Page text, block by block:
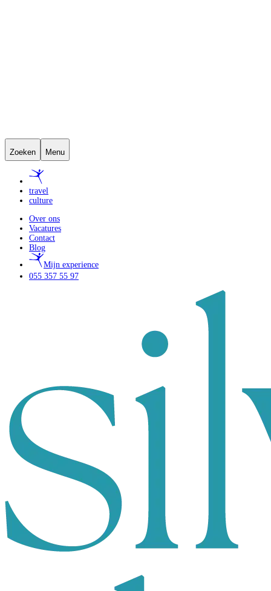
Zoeken Menu
travel
culture
Over ons
Vacatures
Contact
Blog
Mijn experience
055 357 55 97